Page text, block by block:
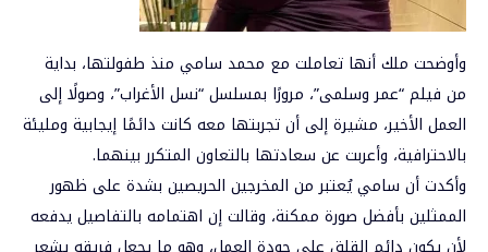
وأوضحت ملك أنها تعاملت مع محمد سامي منذ طفولتها، بداية
من فيلم “عمر وسلمى”، مرورًا بمسلسل “نسل الأغراب”، وصولًا إلى
العمل الأخير، مشيرة إلى أن تجربتها معه كانت دائمًا إيجابية ومليئة
بالاحترافية، وأعربت عن سعادتها بالتعاون المتكرر بينهما.
وأكدت أن سامي يُعتبر من المخرجين الحريصين بشدة على ظهور
الممثلين بأفضل صورة ممكنة، وقالت إن اهتمامه بالتفاصيل يدفعه